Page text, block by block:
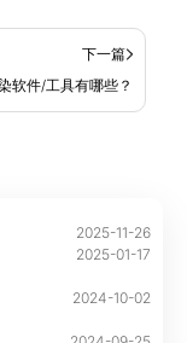
下一篇
软件/工具有哪些？
2025-11-26
2025-01-17
2024-10-02